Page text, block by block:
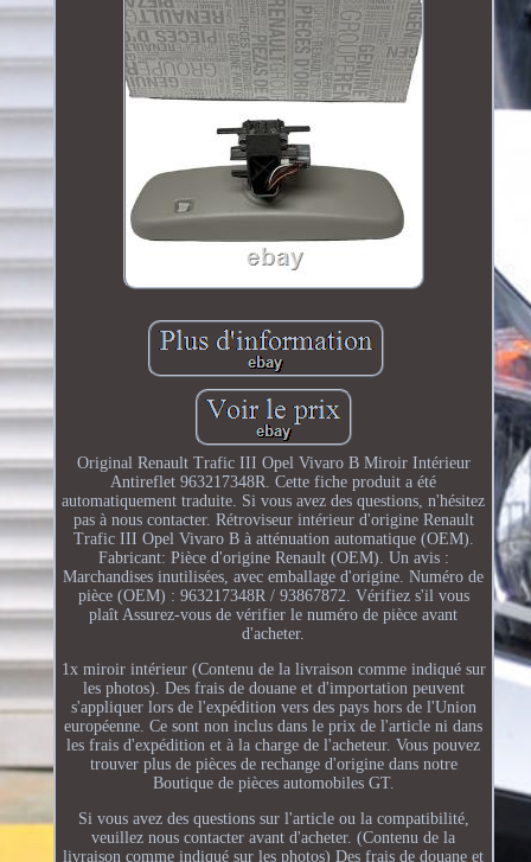
Original Renault Trafic III Opel Vivaro B Miroir Intérieur
Antireflet 963217348R. Cette fiche produit a été
automatiquement traduite. Si vous avez des questions, n'hésitez
pas à nous contacter. Rétroviseur intérieur d'origine Renault
Trafic III Opel Vivaro B à atténuation automatique (OEM).
Fabricant: Pièce d'origine Renault (OEM). Un avis :
Marchandises inutilisées, avec emballage d'origine. Numéro de
pièce (OEM) : 963217348R / 93867872. Vérifiez s'il vous
plaît Assurez-vous de vérifier le numéro de pièce avant
d'acheter.
1x miroir intérieur (Contenu de la livraison comme indiqué sur
les photos). Des frais de douane et d'importation peuvent
s'appliquer lors de l'expédition vers des pays hors de l'Union
européenne. Ce sont non inclus dans le prix de l'article ni dans
les frais d'expédition et à la charge de l'acheteur. Vous pouvez
trouver plus de pièces de rechange d'origine dans notre
Boutique de pièces automobiles GT.
Si vous avez des questions sur l'article ou la compatibilité,
veuillez nous contacter avant d'acheter. (Contenu de la
livraison comme indiqué sur les photos) Des frais de douane et